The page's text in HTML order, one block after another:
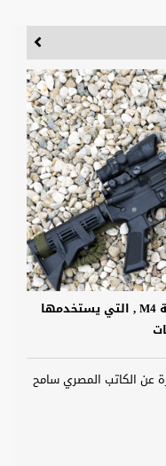
الجيش الأمريكي يعمل لتطوير بندقية M4 , التي يستخدمها
عن الكاتب المصري سامح